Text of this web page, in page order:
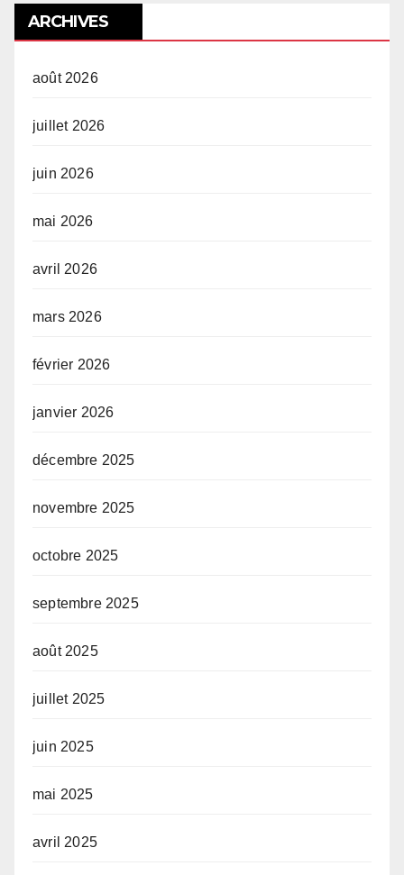
ARCHIVES
août 2026
juillet 2026
juin 2026
mai 2026
avril 2026
mars 2026
février 2026
janvier 2026
décembre 2025
novembre 2025
octobre 2025
septembre 2025
août 2025
juillet 2025
juin 2025
mai 2025
avril 2025